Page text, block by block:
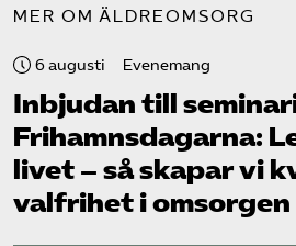
MER OM ÄLDREOMSORG
6 augusti Evenemang
Inbjudan till
Frihamns­dagarna:
livet – så skapar vi
valfrihet i omsorgen